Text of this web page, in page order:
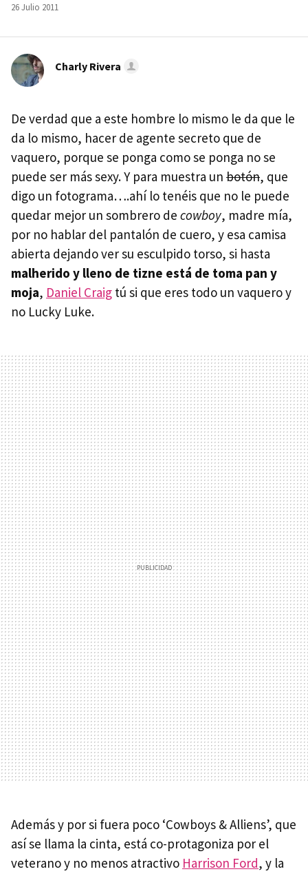
26 Julio 2011
Charly Rivera
De verdad que a este hombre lo mismo le da que le
da lo mismo, hacer de agente secreto que de
vaquero, porque se ponga como se ponga no se
puede ser más sexy. Y para muestra un botón, que
digo un fotograma….ahí lo tenéis que no le puede
quedar mejor un sombrero de cowboy, madre mía,
por no hablar del pantalón de cuero, y esa camisa
abierta dejando ver su esculpido torso, si hasta
malherido y lleno de tizne está de toma pan y
moja, Daniel Craig tú si que eres todo un vaquero y
no Lucky Luke.
Además y por si fuera poco ‘Cowboys & Alliens’, que
así se llama la cinta, está co-protagoniza por el
veterano y no menos atractivo Harrison Ford, y la